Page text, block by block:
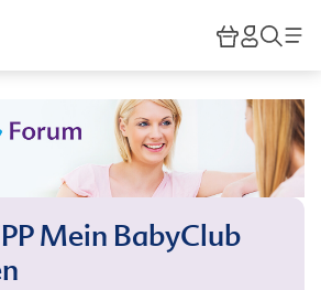
HiPP
Mein BabyClub